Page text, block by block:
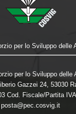
per lo Sviluppo delle
per lo Sviluppo delle
Gazzei 24, 53030
Cod. Fiscale/Partita
posta@pec.cosvig.it